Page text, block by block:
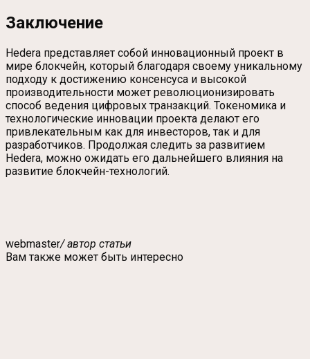
Заключение
Hedera представляет собой инновационный проект в
мире блокчейн, который благодаря своему уникальному
подходу к достижению консенсуса и высокой
производительности может революционизировать
способ ведения цифровых транзакций. Токеномика и
технологические инновации проекта делают его
привлекательным как для инвесторов, так и для
разработчиков. Продолжая следить за развитием
Hedera, можно ожидать его дальнейшего влияния на
развитие блокчейн-технологий.
webmaster/ автор статьи
Вам также может быть интересно